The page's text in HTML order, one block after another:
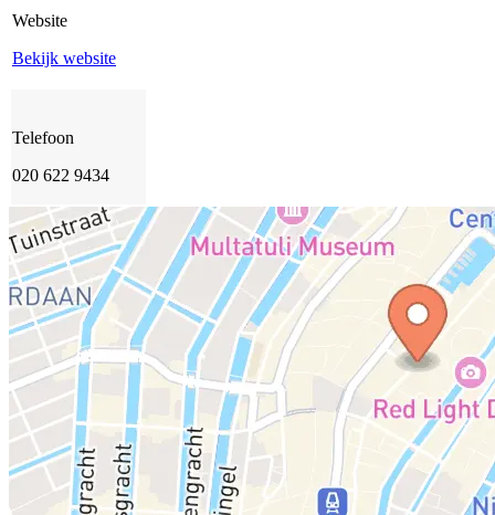
Website
Bekijk website
Telefoon
020 622 9434